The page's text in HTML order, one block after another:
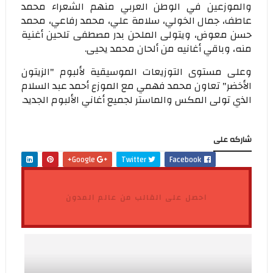
والموزعين في الوطن العربي منهم الشعراء محمد
عاطف، جمال الخولي، سلامة علي، محمد رفاعي، محمد
حسن معوض، ويتولى الملحن بدر مصطفى تلحين أغنية
منه، وباقي أغانيه من ألحان محمد يحيى.
وعلى مستوى التوزيعات الموسيقية لألبوم "الزيتون
الأخضر" تعاون محمد فهمي مع الموزع أحمد عبد السلام
الذي تولى المكس والماستر لجميع أغاني الألبوم الجديد.
شاركه على
Facebook
Twitter
احصل على القالب من عالم المدون